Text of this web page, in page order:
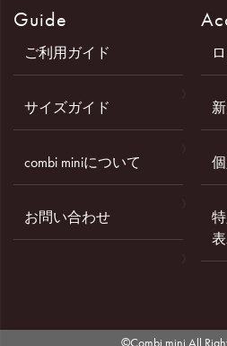
Guide
ご利用ガイド
サイズガイド
combi miniについて
お問い合わせ
©Combi mini All